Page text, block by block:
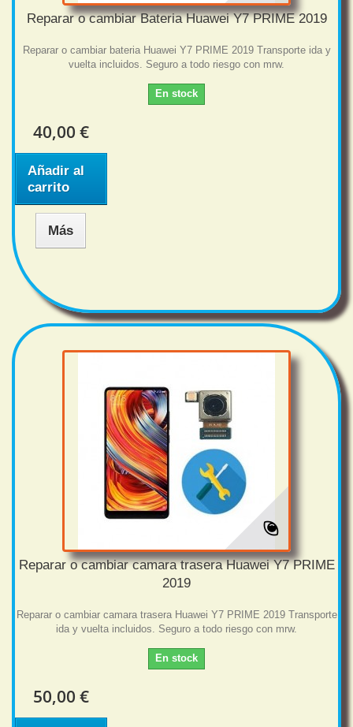
Reparar o cambiar Bateria Huawei Y7 PRIME 2019
Reparar o cambiar bateria Huawei Y7 PRIME 2019 Transporte ida y
vuelta incluidos. Seguro a todo riesgo con mrw.
En stock
40,00 €
Añadir al
carrito
Más
Reparar o cambiar camara trasera Huawei Y7 PRIME
2019
Reparar o cambiar camara trasera Huawei Y7 PRIME 2019 Transporte
ida y vuelta incluidos. Seguro a todo riesgo con mrw.
En stock
50,00 €